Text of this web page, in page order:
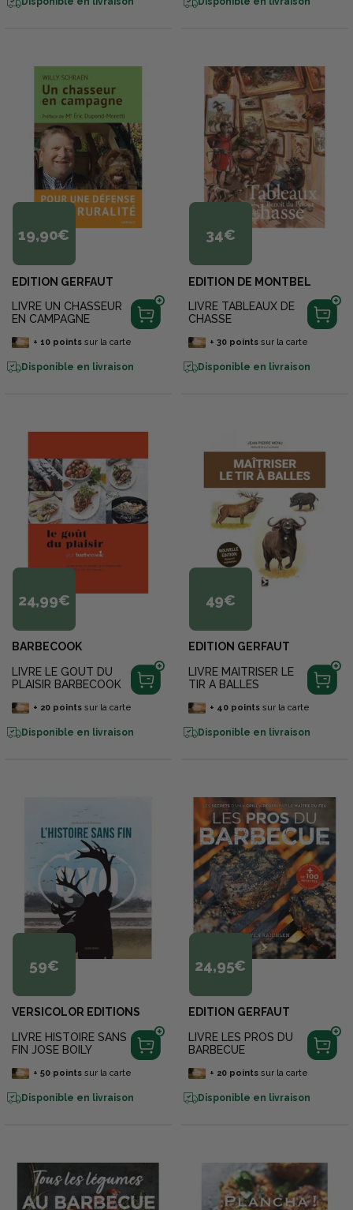
19,90€
EDITION GERFAUT
LIVRE UN CHASSEUR
EN CAMPAGNE
+ 10pointssur la carte
Disponible en livraison
34€
EDITION DE MONTBEL
LIVRE TABLEAUX DE
CHASSE
+ 30pointssur la carte
Disponible en livraison
24,99€
BARBECOOK
LIVRE LE GOUT DU
PLAISIR BARBECOOK
+ 20pointssur la carte
Disponible en livraison
49€
EDITION GERFAUT
LIVRE MAITRISER LE
TIR A BALLES
+ 40pointssur la carte
Disponible en livraison
59€
VERSICOLOR EDITIONS
LIVRE HISTOIRE SANS
FIN JOSE BOILY
+ 50pointssur la carte
Disponible en livraison
24,95€
EDITION GERFAUT
LIVRE LES PROS DU
BARBECUE
+ 20pointssur la carte
Disponible en livraison